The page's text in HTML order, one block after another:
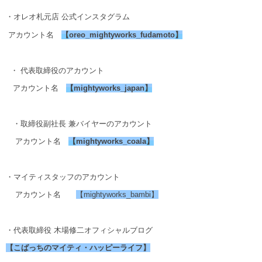
・オレオ札元店 公式インスタグラム
アカウント名 【oreo_mightyworks_fudamoto】
・ 代表取締役のアカウント
アカウント名 【mightyworks_japan】
・取締役副社長 兼バイヤーのアカウント
アカウント名 【mightyworks_coala】
・マイティスタッフのアカウント
アカウント名 【mightyworks_bambi】
・代表取締役 木場修二オフィシャルブログ
【こばっちのマイティ・ハッピーライフ】